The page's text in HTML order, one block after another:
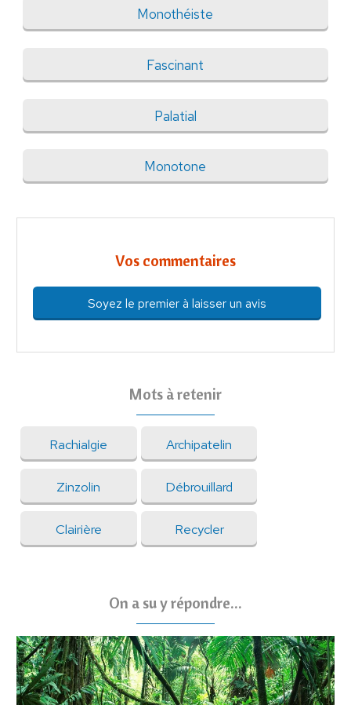
Monothéiste
Fascinant
Palatial
Monotone
Vos commentaires
Soyez le premier à laisser un avis
Mots à retenir
Rachialgie Archipatelin
Zinzolin Débrouillard
Clairière Recycler
On a su y répondre...